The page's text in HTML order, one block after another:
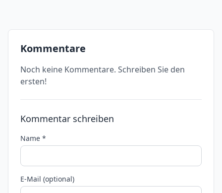
Kommentare
Noch keine Kommentare. Schreiben Sie den
ersten!
Kommentar schreiben
Name *
E-Mail (optional)